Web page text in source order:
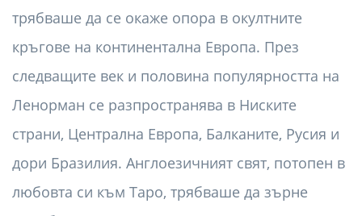
трябваше да се окаже опора в окултните
кръгове на континентална Европа. През
следващите век и половина популярността на
Ленорман се разпространява в Ниските
страни, Централна Европа, Балканите, Русия и
дори Бразилия. Англоезичният свят, потопен в
любовта си към Таро, трябваше да зърне